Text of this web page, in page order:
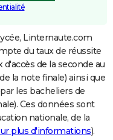
Linternaute.com
du taux de réussite
d'accès de la seconde au
la note finale) ainsi que
les bacheliers de
Ces données sont
nationale, de la
plus d'informations).